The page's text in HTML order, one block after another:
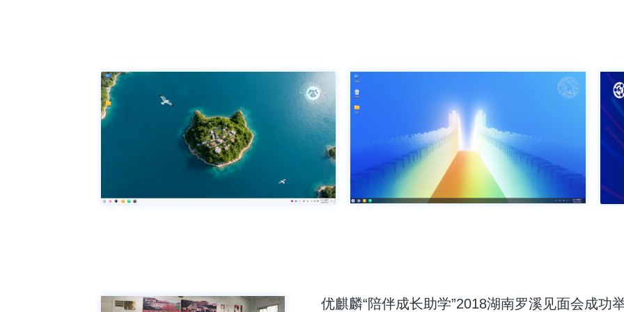
优麒麟“陪伴成长助学”2018湖南罗溪见面会成功